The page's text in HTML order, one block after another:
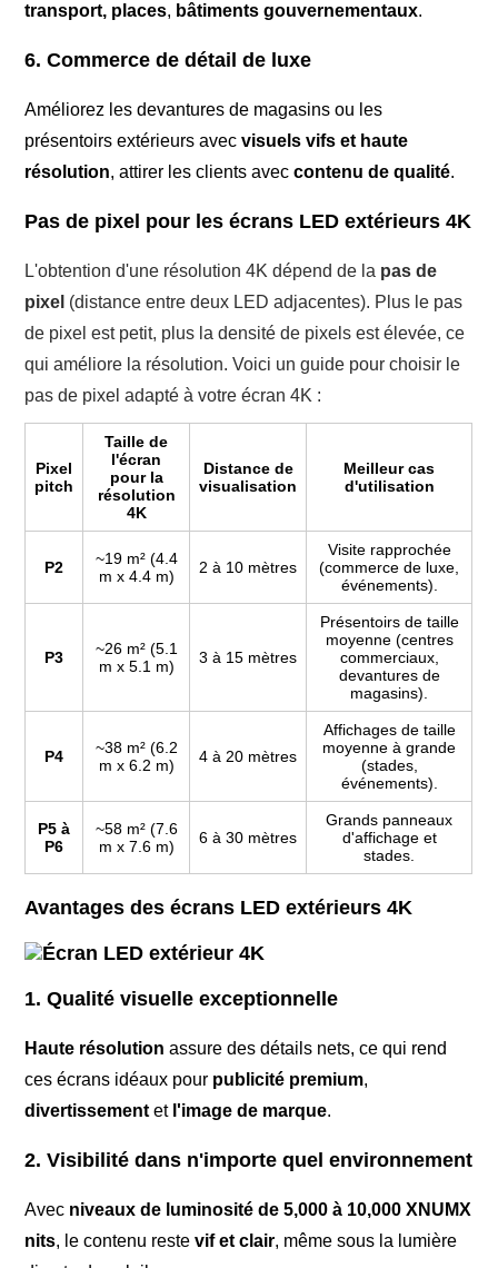
transport, places, bâtiments gouvernementaux.
6. Commerce de détail de luxe
Améliorez les devantures de magasins ou les
présentoirs extérieurs avecvisuels vifs et haute
résolution, attirer les clients aveccontenu de qualité.
Pas de pixel pour les écrans LED extérieurs 4K
L'obtention d'une résolution 4K dépend de la pas de
pixel (distance entre deux LED adjacentes). Plus le pas
de pixel est petit, plus la densité de pixels est élevée, ce
qui améliore la résolution. Voici un guide pour choisir le
pas de pixel adapté à votre écran 4K :
Pixel
pitch
Taille de
l'écran
pour la
résolution
4K
Distance de
visualisation
Meilleur cas
d'utilisation
P2
~19 m² (4.4
m x 4.4 m)
2 à 10 mètres
Visite rapprochée
(commerce de luxe,
événements).
P3
~26 m² (5.1
m x 5.1 m)
3 à 15 mètres
Présentoirs de taille
moyenne (centres
commerciaux,
devantures de
magasins).
P4
~38 m² (6.2
m x 6.2 m)
4 à 20 mètres
Affichages de taille
moyenne à grande
(stades,
événements).
P5 à
P6
~58 m² (7.6
m x 7.6 m)
6 à 30 mètres
Grands panneaux
d'affichage et
stades.
Avantages des écrans LED extérieurs 4K
1. Qualité visuelle exceptionnelle
Haute résolution assure des détails nets, ce qui rend
ces écrans idéaux pour publicité premium,
divertissement et l'image de marque.
2. Visibilité dans n'importe quel environnement
Avec niveaux de luminosité de 5,000 à 10,000 XNUMX
nits, le contenu restevif et clair, même sous la lumière